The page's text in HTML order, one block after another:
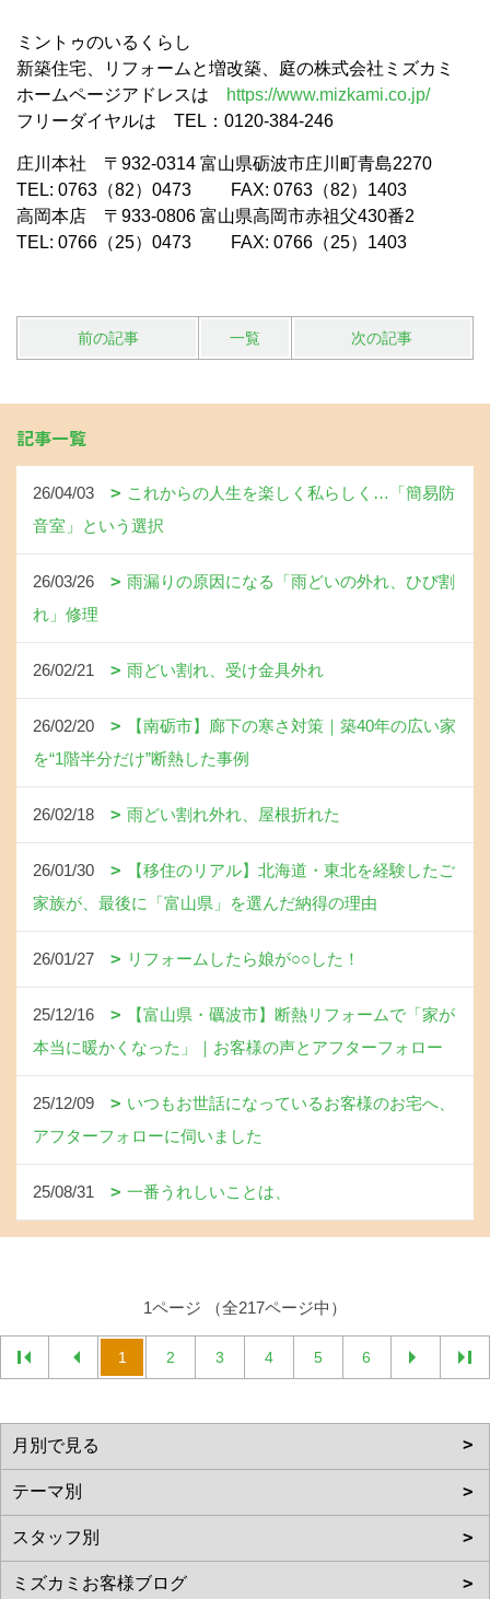
ミントゥのいるくらし
新築住宅、リフォームと増改築、庭の株式会社ミズカミ
ホームページアドレスは
https://www.mizkami.co.jp/
フリーダイヤルは TEL：0120-384-246
庄川本社 〒932-0314 富山県砺波市庄川町青島2270
TEL: 0763（82）0473 FAX: 0763（82）1403
高岡本店 〒933-0806 富山県高岡市赤祖父430番2
TEL: 0766（25）0473 FAX: 0766（25）1403
前の記事 一覧 次の記事
記事一覧
26/04/03
これからの人生を楽しく私らしく…「簡易防
音室」という選択
26/03/26
雨漏りの原因になる「雨どいの外れ、ひび割
れ」修理
26/02/21 雨どい割れ、受け金具外れ
26/02/20
【南砺市】廊下の寒さ対策｜築40年の広い家
を“1階半分だけ”断熱した事例
26/02/18 雨どい割れ外れ、屋根折れた
26/01/30
【移住のリアル】北海道・東北を経験したご
家族が、最後に「富山県」を選んだ納得の理由
26/01/27 リフォームしたら娘が○○した！
25/12/16
【富山県・礪波市】断熱リフォームで「家が
本当に暖かくなった」｜お客様の声とアフターフォロー
25/12/09
いつもお世話になっているお客様のお宅へ、
アフターフォローに伺いました
25/08/31 一番うれしいことは、
1ページ （全217ページ中）
1 2 3 4 5 6